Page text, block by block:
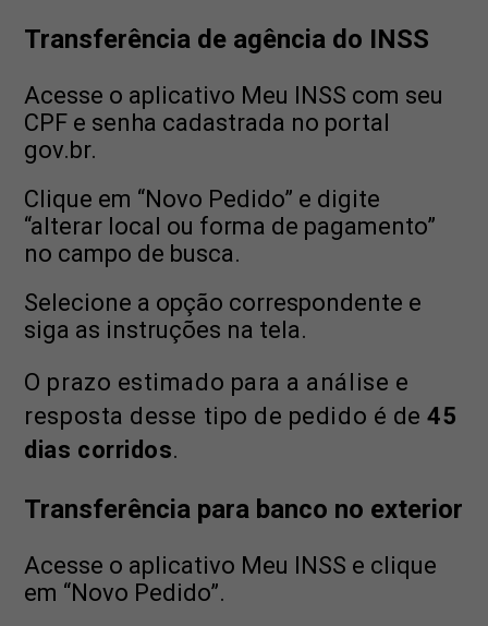
Transferência de agência do INSS
Acesse o aplicativo Meu INSS com seu
CPF e senha cadastrada no portal
gov.br.
Clique em “Novo Pedido” e digite
“alterar local ou forma de pagamento”
no campo de busca.
Selecione a opção correspondente e
siga as instruções na tela.
O prazo estimado para a análise e
resposta desse tipo de pedido é de45
dias corridos.
Transferência para banco no exterior
Acesse o aplicativo Meu INSS e clique
em “Novo Pedido”.